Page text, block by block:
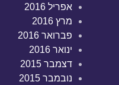
אפריל 2016
מרץ 2016
פברואר 2016
ינואר 2016
דצמבר 2015
נובמבר 2015